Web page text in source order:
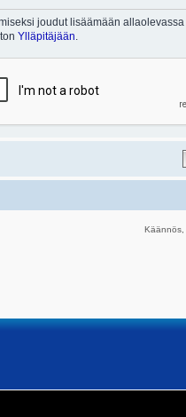
joudut lisäämään
Ylläpitäjään